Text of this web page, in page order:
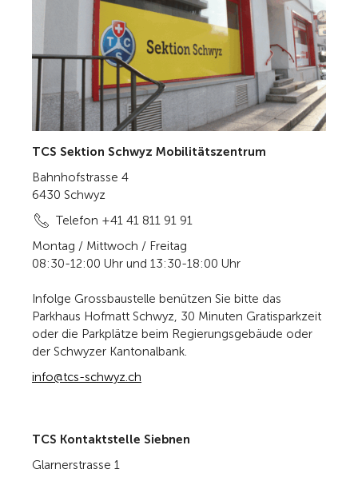
TCS Sektion Schwyz Mobilitätszentrum
Bahnhofstrasse 4
6430 Schwyz
Telefon +41 41 811 91 91
Montag / Mittwoch / Freitag
08:30-12:00 Uhr und 13:30-18:00 Uhr
Infolge Grossbaustelle benützen Sie bitte das
Parkhaus Hofmatt Schwyz, 30 Minuten Gratisparkzeit
oder die Parkplätze beim Regierungsgebäude oder
der Schwyzer Kantonalbank.
info@tcs-schwyz.ch
TCS Kontaktstelle Siebnen
Glarnerstrasse 1